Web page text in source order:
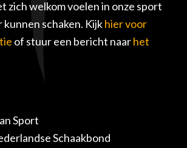
zich welkom voelen in onze sport
kunnen schaken. Kijkhier voor
of stuur een bericht naarhet
Sport
Schaakbond